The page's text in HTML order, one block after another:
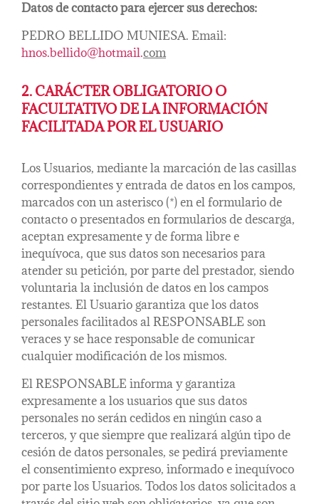
Datos de contacto para ejercer sus derechos:
PEDRO BELLIDO MUNIESA. Email:
hnos.bellido@hotmail.com
2. CARÁCTER OBLIGATORIO O
FACULTATIVO DE LA INFORMACIÓN
FACILITADA POR EL USUARIO
Los Usuarios, mediante la marcación de las casillas
correspondientes y entrada de datos en los campos,
marcados con un asterisco (*) en el formulario de
contacto o presentados en formularios de descarga,
aceptan expresamente y de forma libre e
inequívoca, que sus datos son necesarios para
atender su petición, por parte del prestador, siendo
voluntaria la inclusión de datos en los campos
restantes. El Usuario garantiza que los datos
personales facilitados al RESPONSABLE son
veraces y se hace responsable de comunicar
cualquier modificación de los mismos.
El RESPONSABLE informa y garantiza
expresamente a los usuarios que sus datos
personales no serán cedidos en ningún caso a
terceros, y que siempre que realizará algún tipo de
cesión de datos personales, se pedirá previamente
el consentimiento expreso, informado e inequívoco
por parte los Usuarios. Todos los datos solicitados a